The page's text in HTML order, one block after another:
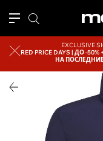
EXCLUSIVE
RED PRICE DAYS |ДО -50%
НА